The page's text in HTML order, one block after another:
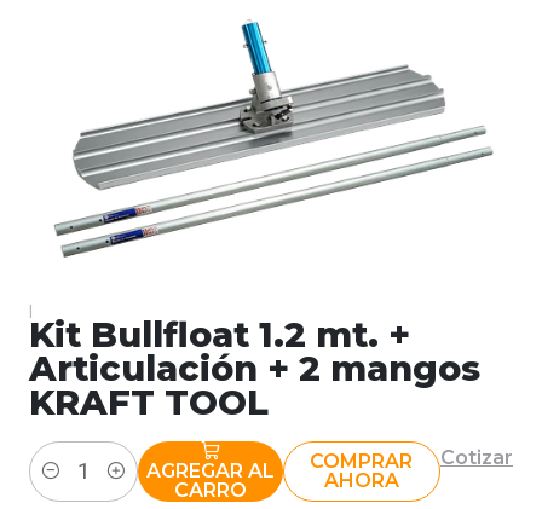
|
Kit Bullfloat 1.2 mt. +
Articulación + 2 mangos
KRAFT TOOL
Cantidad
AGREGAR AL
CARRO
COMPRAR
AHORA
Cotizar